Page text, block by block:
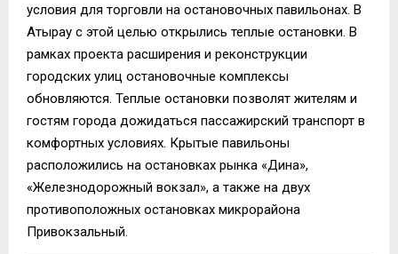
условия для торговли на остановочных павильонах. В
Атырау с этой целью открылись теплые остановки. В
рамках проекта расширения и реконструкции
городских улиц остановочные комплексы
обновляются. Теплые остановки позволят жителям и
гостям города дожидаться пассажирский транспорт в
комфортных условиях. Крытые павильоны
расположились на остановках рынка «Дина»,
«Железнодорожный вокзал», а также на двух
противоположных остановках микрорайона
Привокзальный.